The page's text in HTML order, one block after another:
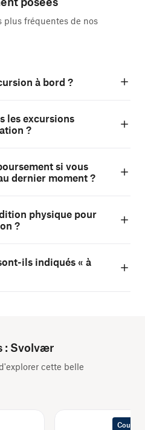
plus fréquentes de nos
à bord ?
les excursions
?
si vous
dernier moment ?
physique pour
?
ils indiqués « à
: Svolvær
cette belle
Coup